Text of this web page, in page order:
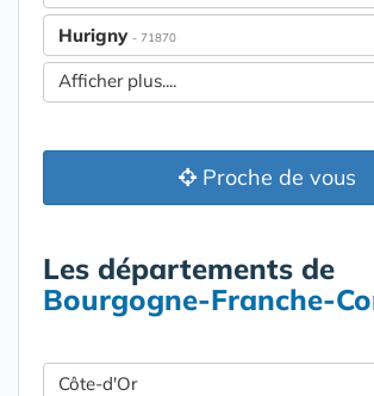
Hurigny - 71870
Afficher plus....
Proche de vous
Les départements de
Bourgogne-Franche-
Côte-d'Or